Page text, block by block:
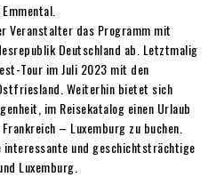
Veranstalter das Programm mit
Deutschland ab. Letztmalig
Tour im Juli 2023 mit den
Weiterhin bietet sich
im Reisekatalog einen Urlaub
– Luxemburg zu buchen.
interessante und geschichtsträchtige
Luxemburg.